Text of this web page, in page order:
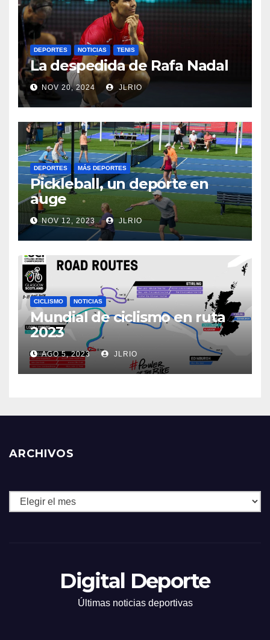
DEPORTES NOTICIAS TENIS
La despedida de Rafa Nadal
NOV 20, 2024 JLRIO
DEPORTES MÁS DEPORTES
Pickleball, un deporte en
auge
NOV 12, 2023 JLRIO
CICLISMO NOTICIAS
Mundial de ciclismo en ruta
2023
AGO 5, 2023 JLRIO
ARCHIVOS
Archivos
Digital Deporte
Últimas noticias deportivas